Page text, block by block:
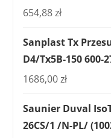
654,88zł
Sanplast Tx
D4/Tx5B-150 600-
1686,00zł
Saunier Duval
26CS/1 /N-PL/